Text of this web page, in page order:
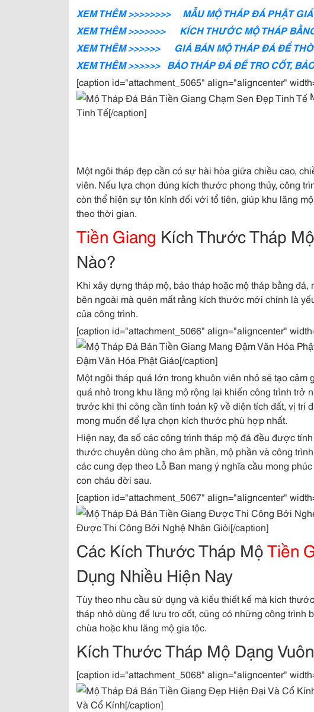
XEM THÊM >>>>>>>> MẪU MỘ THÁP ĐÁ PHẬT
XEM THÊM >>>>>>> KÍCH THƯỚC MỘ THÁP
XEM THÊM >>>>>> GIÁ BÁN MỘ THÁP ĐÁ ĐỂ
XEM THÊM >>>>>> BẢO THÁP ĐÁ ĐỂ TRO CỐT,
[caption id="attachment_5065" align="aligncenter"
Tinh Tế[/caption]
Một ngôi tháp đẹp cần có sự hài hòa giữa chiều cao,
viên. Nếu lựa chọn đúng kích thước phong thủy, công
còn thể hiện sự tôn kính đối với tổ tiên, giúp khu lăng
theo thời gian.
Tiền Giang Kích Thước Tháp
Nào?
Khi xây dựng tháp mộ, bảo tháp hoặc mộ tháp bằng
bên ngoài mà quên mất rằng kích thước mới chính là
của công trình.
[caption id="attachment_5066" align="aligncenter"
Đậm Văn Hóa Phật Giáo[/caption]
Một ngôi tháp quá lớn trong khuôn viên nhỏ sẽ tạo
quá nhỏ trong khu lăng mộ rộng lại khiến công trình trở
trước khi thi công cần tính toán kỹ về diện tích đất, vị trí
mong muốn để lựa chọn kích thước phù hợp nhất.
Hiện nay, đa số các công trình tháp mộ đá đều được
thước chuyên dùng cho âm phần, mộ phần và công
các cung đẹp theo Lỗ Ban mang ý nghĩa cầu mong
con cháu đời sau.
[caption id="attachment_5067" align="aligncenter"
Được Thi Công Bởi Nghệ Nhân Giỏi[/caption]
Các Kích Thước Tháp MộTiền
Dụng Nhiều Hiện Nay
Tùy theo nhu cầu sử dụng và kiểu thiết kế mà kích
tháp nhỏ dùng để lưu tro cốt, cũng có những công
chùa hoặc khu lăng mộ gia tộc.
Kích Thước Tháp Mộ Dạng
[caption id="attachment_5068" align="aligncenter"
Và Cổ Kính[/caption]